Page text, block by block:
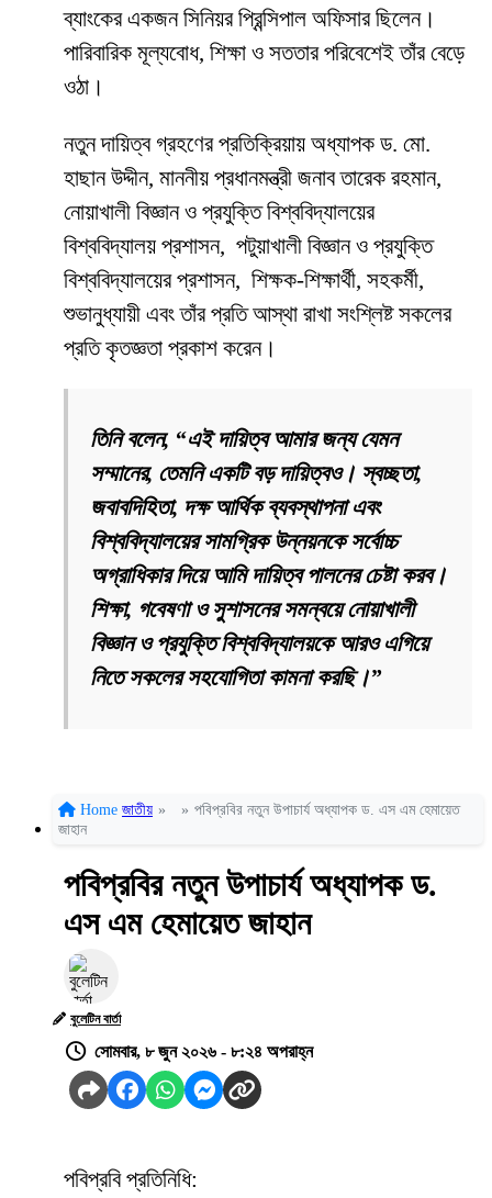
ব্যাংকের একজন সিনিয়র প্রিন্সিপাল অফিসার ছিলেন।
পারিবারিক মূল্যবোধ, শিক্ষা ও সততার পরিবেশেই তাঁর বেড়ে
ওঠা।
নতুন দায়িত্ব গ্রহণের প্রতিক্রিয়ায় অধ্যাপক ড. মো.
হাছান উদ্দীন, মাননীয় প্রধানমন্ত্রী জনাব তারেক রহমান,
নোয়াখালী বিজ্ঞান ও প্রযুক্তি বিশ্ববিদ্যালয়ের
বিশ্ববিদ্যালয় প্রশাসন, পটুয়াখালী বিজ্ঞান ও প্রযুক্তি
বিশ্ববিদ্যালয়ের প্রশাসন, শিক্ষক-শিক্ষার্থী, সহকর্মী,
শুভানুধ্যায়ী এবং তাঁর প্রতি আস্থা রাখা সংশ্লিষ্ট সকলের
প্রতি কৃতজ্ঞতা প্রকাশ করেন।
তিনি বলেন, “এই দায়িত্ব আমার জন্য যেমন
সম্মানের, তেমনি একটি বড় দায়িত্বও। স্বচ্ছতা,
জবাবদিহিতা, দক্ষ আর্থিক ব্যবস্থাপনা এবং
বিশ্ববিদ্যালয়ের সামগ্রিক উন্নয়নকে সর্বোচ্চ
অগ্রাধিকার দিয়ে আমি দায়িত্ব পালনের চেষ্টা করব।
শিক্ষা, গবেষণা ও সুশাসনের সমন্বয়ে নোয়াখালী
বিজ্ঞান ও প্রযুক্তি বিশ্ববিদ্যালয়কে আরও এগিয়ে
নিতে সকলের সহযোগিতা কামনা করছি।”
Home জাতীয় » » পবিপ্রবির নতুন উপাচার্য অধ্যাপক ড. এস এম হেমায়েত
জাহান
পবিপ্রবির নতুন উপাচার্য অধ্যাপক ড.
এস এম হেমায়েত জাহান
বুলেটিন বার্তা
সোমবার, ৮ জুন ২০২৬ - ৮:২৪ অপরাহ্ন
পবিপ্রবি প্রতিনিধি: